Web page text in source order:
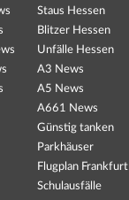
Staus Hessen
Blitzer Hessen
Unfälle Hessen
A3 News
A5 News
A661 News
Günstig tanken
Parkhäuser
Flugplan Frankfurt
Schulausfälle